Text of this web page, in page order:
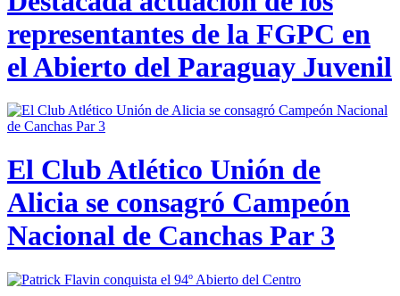
representantes de la FGPC en
el Abierto del Paraguay Juvenil
El Club Atlético Unión de
Alicia se consagró Campeón
Nacional de Canchas Par 3